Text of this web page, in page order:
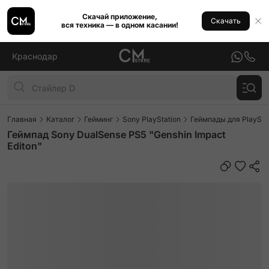
Скачай приложение,
вся техника — в одном касании!
Скачать
Краснодар
Главная Каталог Гейминг Sony PlayStation Геймпады для
Геймпад Sony DualSense PS5 "Genshin Impact
Editon"